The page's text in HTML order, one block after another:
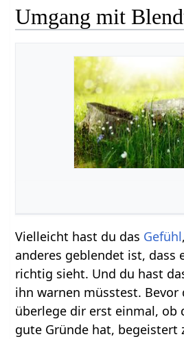
Umgang mit
Vielleicht hast du das Gefühl
anderes geblendet ist, dass
richtig sieht. Und du hast
ihn warnen müsstest. Bevor
überlege dir erst einmal, ob
gute Gründe hat, begeistert